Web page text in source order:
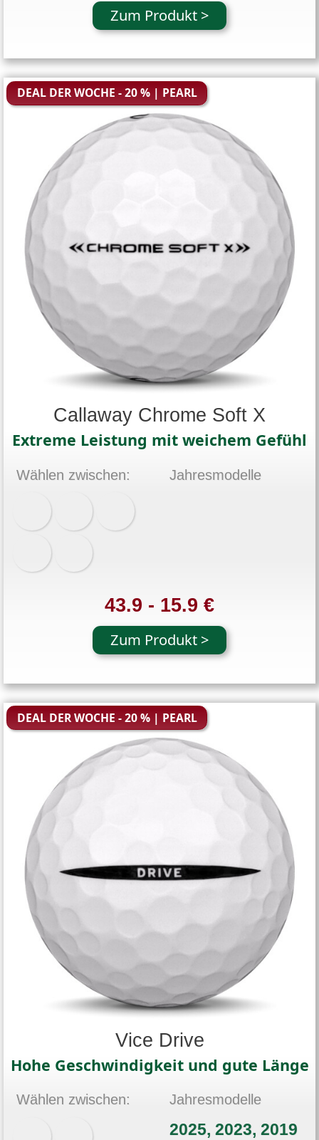
Zum Produkt >
Callaway Chrome Soft X
DEAL DER WOCHE - 20 % | PEARL
Extreme Leistung mit weichem Gefühl
Wählen zwischen: Jahresmodelle
43.9 - 15.9 €
Zum Produkt >
Vice Drive
DEAL DER WOCHE - 20 % | PEARL
Hohe Geschwindigkeit und gute Länge
Wählen zwischen: Jahresmodelle
2025, 2023, 2019